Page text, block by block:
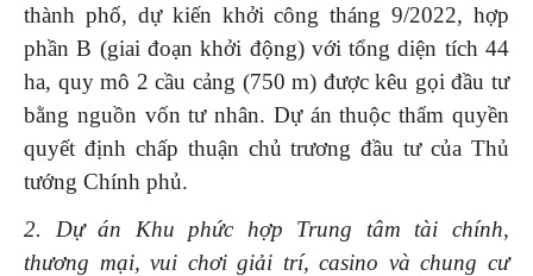
thành phố, dự kiến khởi công tháng 9/2022, hợp
phần B (giai đoạn khởi động) với tổng diện tích 44
ha, quy mô 2 cầu cảng (750 m) được kêu gọi đầu tư
bằng nguồn vốn tư nhân. Dự án thuộc thẩm quyền
quyết định chấp thuận chủ trương đầu tư của Thủ
tướng Chính phủ.
2. Dự án Khu phức hợp Trung tâm tài chính,
thương mại, vui chơi giải trí, casino và chung cư